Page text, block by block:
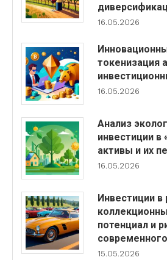
16.05.2026
токенизация
16.05.2026
Анализ
инвестиции в
активы и их
16.05.2026
Инвестиции в
потенциал и
15.05.2026